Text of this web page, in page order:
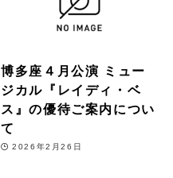
博多座４月公演 ミュー
ジカル『レイディ・ベ
ス』の優待ご案内につい
て
2026年2月26日